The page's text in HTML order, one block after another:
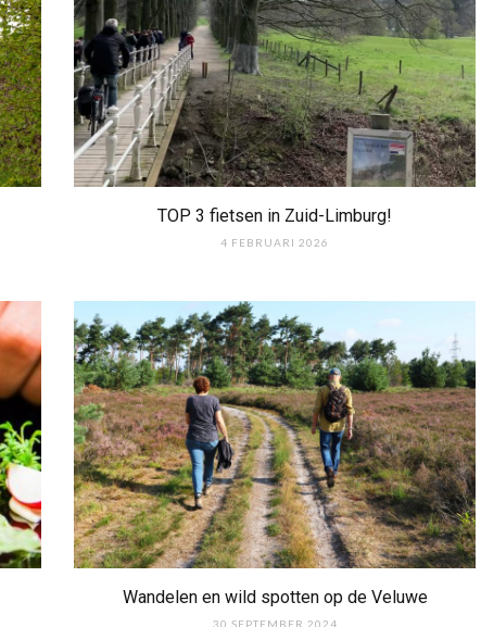
TOP 3 fietsen in Zuid-Limburg!
4 FEBRUARI 2026
Wandelen en wild spotten op de Veluwe
30 SEPTEMBER 2024